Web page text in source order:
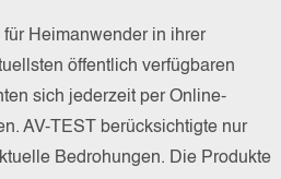
für Heimanwender in ihrer
öffentlich verfügbaren
sich jederzeit per Online-
AV-TEST berücksichtigte nur
Bedrohungen. Die Produkte